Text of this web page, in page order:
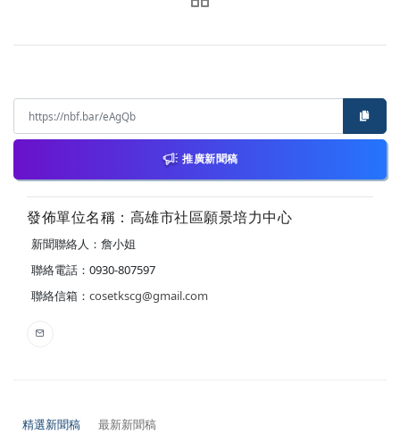
推廣新聞稿
發佈單位名稱：高雄市社區願景培力中心
新聞聯絡人：詹小姐
聯絡電話：0930-807597
聯絡信箱： cosetkscg@gmail.com
精選新聞稿 最新新聞稿